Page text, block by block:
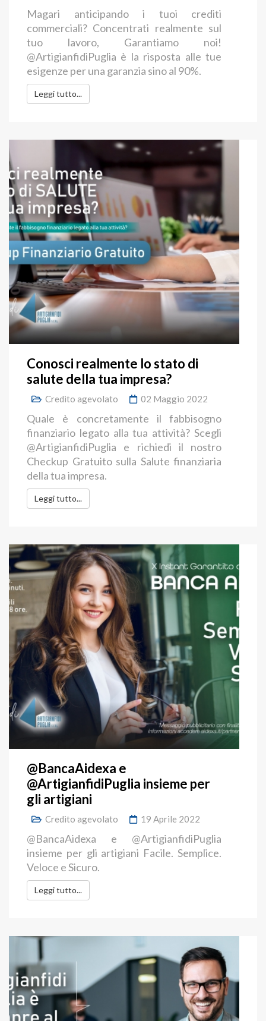
Magari anticipando i tuoi crediti
commerciali? Concentrati realmente sul
tuo lavoro, Garantiamo noi!
@ArtigianfidiPuglia è la risposta alle tue
esigenze per una garanzia sino al 90%.
Leggi tutto...
Conosci realmente lo stato di
salute della tua impresa?
Credito agevolato 02 Maggio 2022
Quale è concretamente il fabbisogno
finanziario legato alla tua attività? Scegli
@ArtigianfidiPuglia e richiedi il nostro
Checkup Gratuito sulla Salute finanziaria
della tua impresa.
Leggi tutto...
@BancaAidexa e
@ArtigianfidiPuglia insieme per
gli artigiani
Credito agevolato 19 Aprile 2022
@BancaAidexa e @ArtigianfidiPuglia
insieme per gli artigiani Facile. Semplice.
Veloce e Sicuro.
Leggi tutto...